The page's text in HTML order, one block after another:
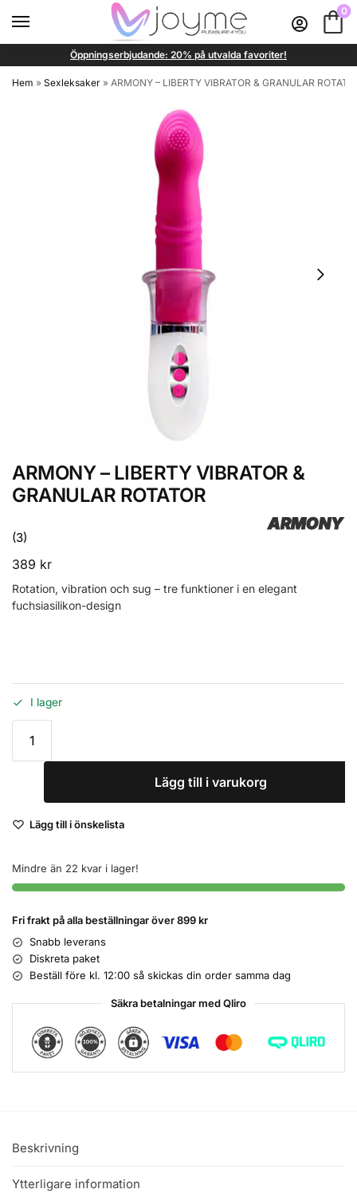
0
Öppningserbjudande: 20% på utvalda favoriter!
Hem » Sexleksaker » ARMONY – LIBERTY VIBRATOR & GRANULAR
ARMONY – LIBERTY VIBRATOR &
GRANULAR ROTATOR
ARMONY
(3)
389 kr
Rotation, vibration och sug – tre funktioner i en elegant
fuchsiasilikon-design
I lager
Lägg till i varukorg
Lägg till i önskelista
Mindre än 22 kvar i lager!
Fri frakt på alla beställningar över 899 kr
Snabb leverans
Diskreta paket
Beställ före kl. 12:00 så skickas din order samma dag
Säkra betalningar med Qliro
Beskrivning
Ytterligare information